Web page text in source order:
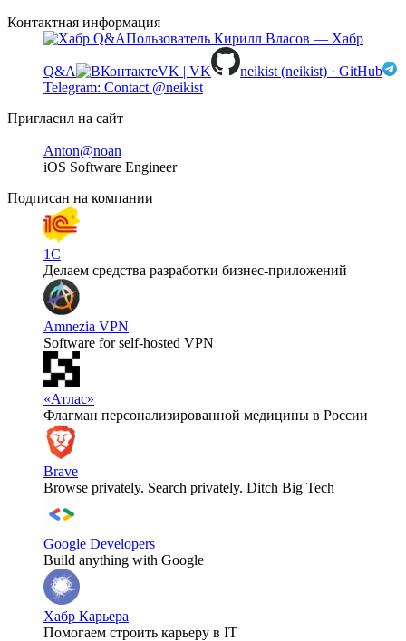
Контактная информация
Пользователь Кирилл Власов — Хабр
Q&A VK | VK
neikist (neikist) · GitHub
Telegram: Contact @neikist
Пригласил на сайт
Anton@noan
iOS Software Engineer
Подписан на компании
1С
Делаем средства разработки бизнес-приложений
Amnezia VPN
Software for self-hosted VPN
«Атлас»
Флагман персонализированной медицины в России
Brave
Browse privately. Search privately. Ditch Big Tech
Google Developers
Build anything with Google
Хабр Карьера
Помогаем строить карьеру в IT